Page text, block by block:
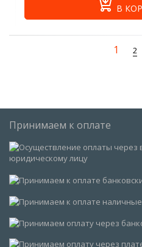
В
1 2
Принимаем к оплате